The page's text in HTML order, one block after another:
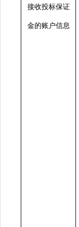
接收投标保证
金的账户信息